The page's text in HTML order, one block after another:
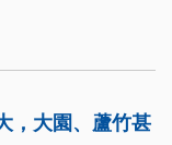
，大園、蘆竹甚